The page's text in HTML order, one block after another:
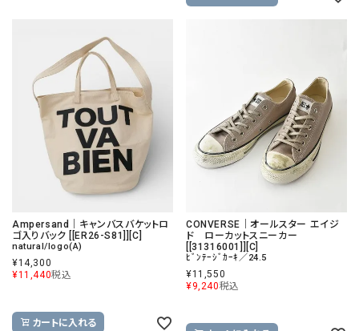
Ampersand｜キャンバスバケットロ
ゴ入りバック [[ER26-S81]][C]
natural/logo(A)
¥14,300
¥11,440税込
カートに入れる
CONVERSE｜オールスター エイジ
ド ローカットスニーカー
[[31316001]][C]
ﾋﾞﾝﾃｰｼﾞｶｰｷ／24.5
¥11,550
¥9,240税込